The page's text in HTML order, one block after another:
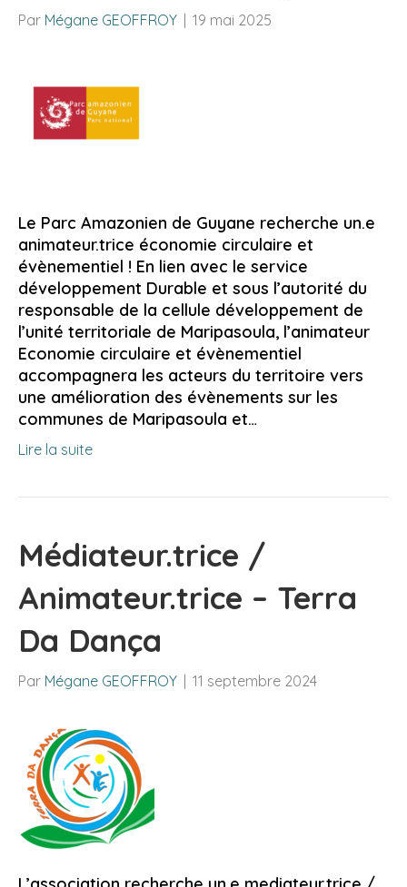
Par Mégane GEOFFROY 19 mai 2025
Le Parc Amazonien de Guyane recherche un.e
animateur.trice économie circulaire et
évènementiel ! En lien avec le service
développement Durable et sous l’autorité du
responsable de la cellule développement de
l’unité territoriale de Maripasoula, l’animateur
Economie circulaire et évènementiel
accompagnera les acteurs du territoire vers
une amélioration des évènements sur les
communes de Maripasoula et…
Lire la suite
Médiateur.trice /
Animateur.trice – Terra
Da Dança
Par Mégane GEOFFROY 11 septembre 2024